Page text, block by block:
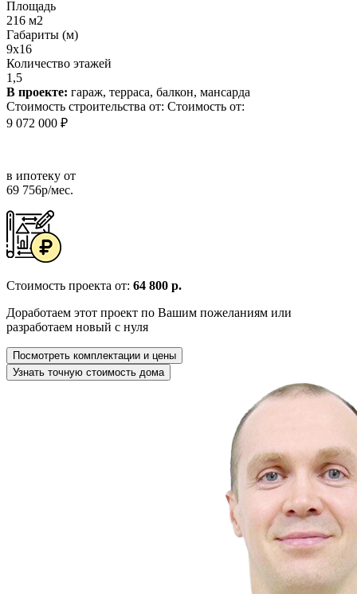
Площадь
216 м2
Габариты (м)
9x16
Количество этажей
1,5
В проекте: гараж, терраса, балкон, мансарда
Стоимость строительства от: Стоимость от:
9 072 000 ₽
в ипотеку от
69 756р/мес.
Стоимость проекта от: 64 800 р.
Доработаем этот проект по Вашим пожеланиям или
разработаем новый с нуля
Посмотреть комплектации и цены
Узнать точную стоимость дома